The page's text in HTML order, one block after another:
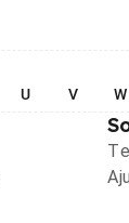
U V W